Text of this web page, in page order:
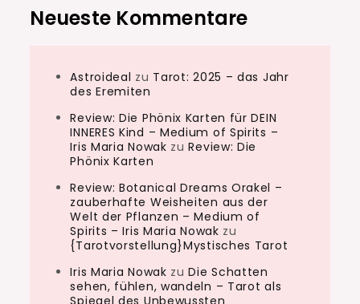
Neueste Kommentare
Astroideal zu Tarot: 2025 – das Jahr
des Eremiten
Review: Die Phönix Karten für DEIN
INNERES Kind – Medium of Spirits –
Iris Maria Nowak zuReview: Die
Phönix Karten
Review: Botanical Dreams Orakel –
zauberhafte Weisheiten aus der
Welt der Pflanzen – Medium of
Spirits – Iris Maria Nowak zu
{Tarotvorstellung}Mystisches Tarot
Iris Maria Nowak zuDie Schatten
sehen, fühlen, wandeln – Tarot als
Spiegel des Unbewussten